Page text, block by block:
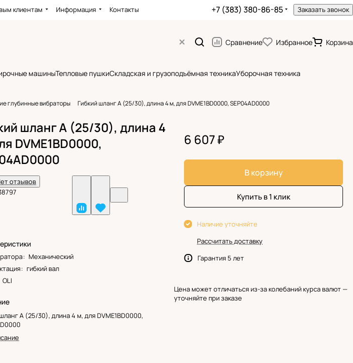
клиентам Информация Контакты +7 (383) 380-86-85 Заказать звонок
Сравнение Избранное Корзина
машиныТепловые пушкиСкладская и грузоподъёмная техникаУборочная техника
глубинные вибраторы Гибкий шланг A (25/30), длина 4 м, для DVME1BD0000, SEP04AD0000
шланг A (25/30), длина 4
DVME1BD0000,
отзывов
: Механический
: гибкий вал
OLI
A (25/30), длина 4 м, для DVME1BD0000,
6 607 ₽
В корзину
Купить в 1 клик
Наличие уточняйте
Рассчитать доставку
Гарантия 5 лет
Цена может отличаться из-за колебаний курса валют —
уточняйте при заказе